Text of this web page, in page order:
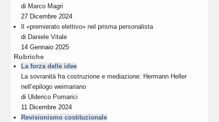
di Marco Magri
27 Dicembre 2024
Il «premierato elettivo» nel prisma personalista
di Daniele Vitale
14 Gennaio 2025
Rubriche
La forza delle idee
La sovranità fra costruzione e mediazione: Hermann Heller
nell’epilogo weimariano
di Ulderico Pomarici
11 Dicembre 2024
Revisionismo costituzionale